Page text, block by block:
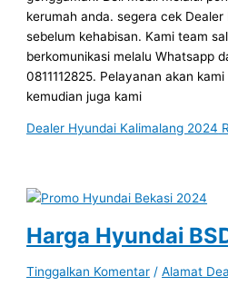
kerumah anda. segera cek
sebelum kehabisan. Kami team
berkomunikasi melalu Whatsapp
0811112825. Pelayanan akan
kemudian juga kami
Dealer Hyundai Kalimalang 2024
Harga Hyundai
Tinggalkan Komentar /Alamat